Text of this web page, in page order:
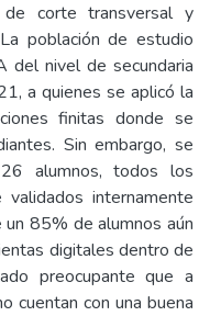
de corte transversal y
población de estudio
nivel de secundaria
a quienes se aplicó la
finitas donde se
Sin embargo, se
alumnos, todos los
internamente
85% de alumnos aún
digitales dentro de
preocupante que a
cuentan con una buena